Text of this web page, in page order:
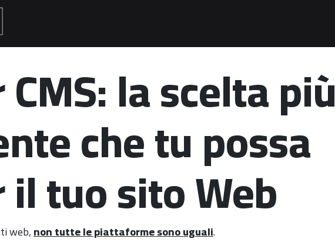
la scelta più
che tu possa
tuo sito Web
web,non tutte le piattaforme sono uguali.